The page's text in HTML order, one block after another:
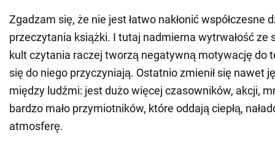
Zgadzam się, że nie jest łatwo nakłonić współczesne
przeczytania książki. I tutaj nadmierna wytrwałość ze
kult czytania raczej tworzą negatywną motywację do
się do niego przyczyniają. Ostatnio zmienił się nawet
między ludźmi: jest dużo więcej czasowników, akcji,
bardzo mało przymiotników, które oddają ciepłą,
atmosferę.